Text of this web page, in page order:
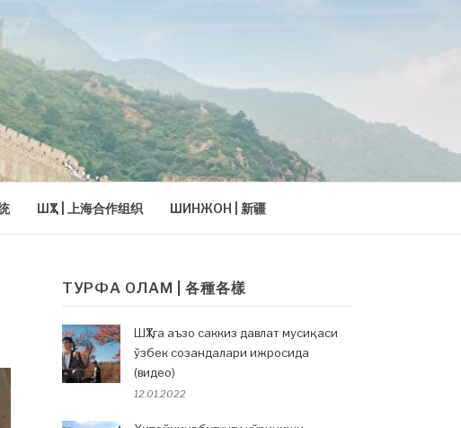
ШҲТ | 上海合作组织 ШИНЖОН | 新疆
ТУРФА ОЛАМ | 各種各樣
ШҲТга аъзо саккиз давлат мусиқаси
ўзбек созандалари ижросида
(видео)
12.01.2022